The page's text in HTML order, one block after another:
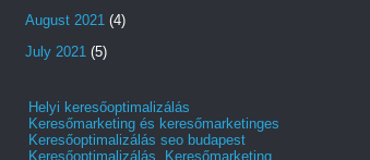
August 2021 (4)
July 2021 (5)
Helyi keresőoptimalizálás
Keresőmarketing és keresőmarketinges
Keresőoptimalizálás seo budapest
Keresőoptimalizálás, Keresőmarketing,